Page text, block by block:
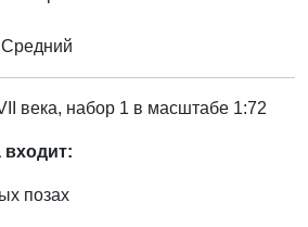
века, набор 1 в масштабе 1:72
входит:
позах